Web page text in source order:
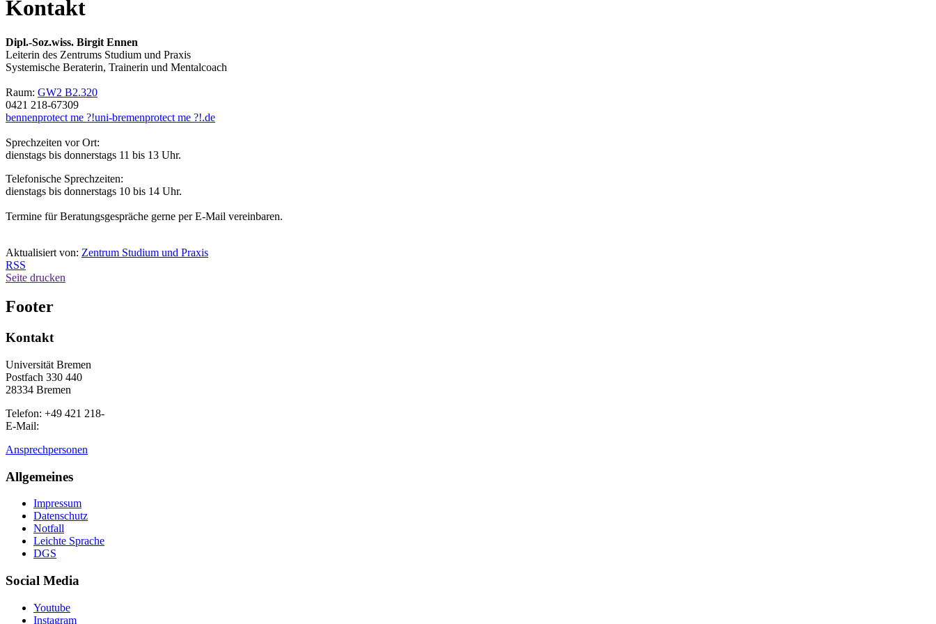
Kontakt
Dipl.-Soz.wiss. Birgit Ennen
Leiterin des Zentrums Studium und Praxis
Systemische Beraterin, Trainerin und Mentalcoach
Raum: GW2 B2.320
0421 218-67309
bennenprotect me ?!uni-bremenprotect me ?!.de
Sprechzeiten vor Ort:
dienstags bis donnerstags 11 bis 13 Uhr.
Telefonische Sprechzeiten:
dienstags bis donnerstags 10 bis 14 Uhr.
Termine für Beratungsgespräche gerne per E-Mail vereinbaren.
Aktualisiert von: Zentrum Studium und Praxis
RSS
Seite drucken
Footer
Kontakt
Universität Bremen
Postfach 330 440
28334 Bremen
Telefon: +49 421 218-
E-Mail:
Ansprechpersonen
Allgemeines
Impressum
Datenschutz
Notfall
Leichte Sprache
DGS
Social Media
Youtube
Instagram